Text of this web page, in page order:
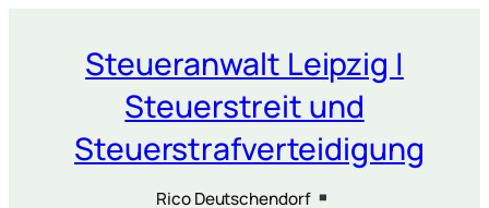
springenSteueranwalt Leipzig |
Steuerstreit und
Steuerstrafverteidigung
Rico Deutschendorf